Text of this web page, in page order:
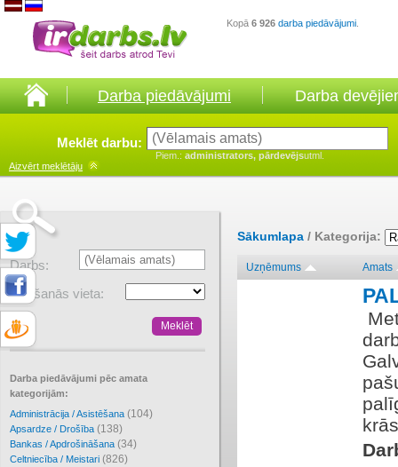
Kopā 6 926 darba piedāvājumi
Darba piedāvājumi Darba
Meklēt darbu:
Piem.: administrators, pārdevējsutml.
Aizvērt meklētāju
Darbs:
Atrašanās vieta:
Darba piedāvājumi pēc amata
kategorijām:
Administrācija / Asistēšana (104)
Apsardze / Drošība (138)
Bankas / Apdrošināšana (34)
Celtniecība / Meistari (826)
Sākumlapa / Kategorija:
Uzņēmums Amats